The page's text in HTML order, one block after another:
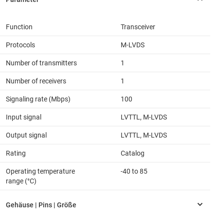
Function Transceiver
Protocols M-LVDS
Number of transmitters 1
Number of receivers 1
Signaling rate (Mbps) 100
Input signal LVTTL, M-LVDS
Output signal LVTTL, M-LVDS
Rating Catalog
Operating temperature
range (°C)
-40 to 85